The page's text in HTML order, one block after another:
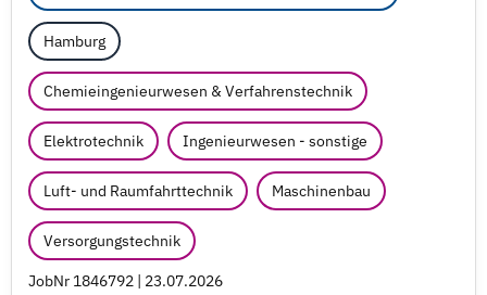
Hamburg
Chemieingenieurwesen & Verfahrenstechnik
Elektrotechnik Ingenieurwesen - sonstige
Luft- und Raumfahrttechnik Maschinenbau
Versorgungstechnik
JobNr 1846792 | 23.07.2026